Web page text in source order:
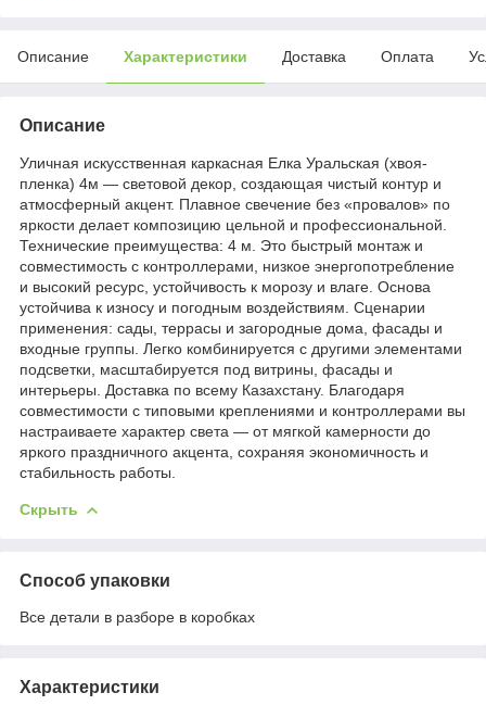
Описание Характеристики Доставка Оплата
Описание
Уличная искусственная каркасная Елка Уральская (хвоя-
пленка) 4м — световой декор, создающая чистый контур и
атмосферный акцент. Плавное свечение без «провалов» по
яркости делает композицию цельной и профессиональной.
Технические преимущества: 4 м. Это быстрый монтаж и
совместимость с контроллерами, низкое энергопотребление
и высокий ресурс, устойчивость к морозу и влаге. Основа
устойчива к износу и погодным воздействиям. Сценарии
применения: сады, террасы и загородные дома, фасады и
входные группы. Легко комбинируется с другими элементами
подсветки, масштабируется под витрины, фасады и
интерьеры. Доставка по всему Казахстану. Благодаря
совместимости с типовыми креплениями и контроллерами вы
настраиваете характер света — от мягкой камерности до
яркого праздничного акцента, сохраняя экономичность и
стабильность работы.
Скрыть
Способ упаковки
Все детали в разборе в коробках
Характеристики